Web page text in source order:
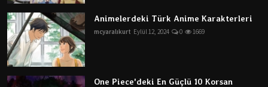
Animelerdeki Türk Anime Karakterleri
mcyaralıkurt Eylül 12, 2024 0 1669
One Piece'deki En Güçlü 10 Korsan